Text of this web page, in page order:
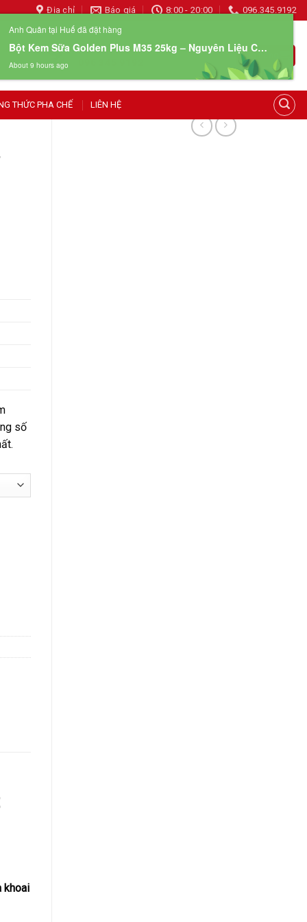
Địa chỉ Báo giá 8:00 - 20:00 096.345.9192
HOTLINE 24/7
Giỏ hàng
THỨC PHA CHẾ LIÊN HỆ
số
khoai
Anh Quân tại Huế đã đặt hàng
Bột Kem Sữa Golden Plus M35 25kg – Nguyên Liệu Chính Hãng
About 9 hours ago